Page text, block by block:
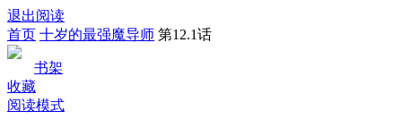
退出阅读
首页 十岁的最强魔导师 第12.1话
书架
收藏
阅读模式